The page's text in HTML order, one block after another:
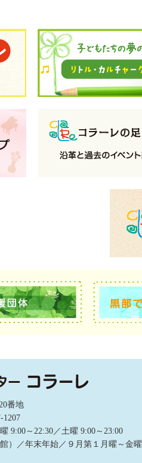
番地
1207
9:00～22:30／土曜 9:00～23:00
）／年末年始／９月第１月曜～金曜